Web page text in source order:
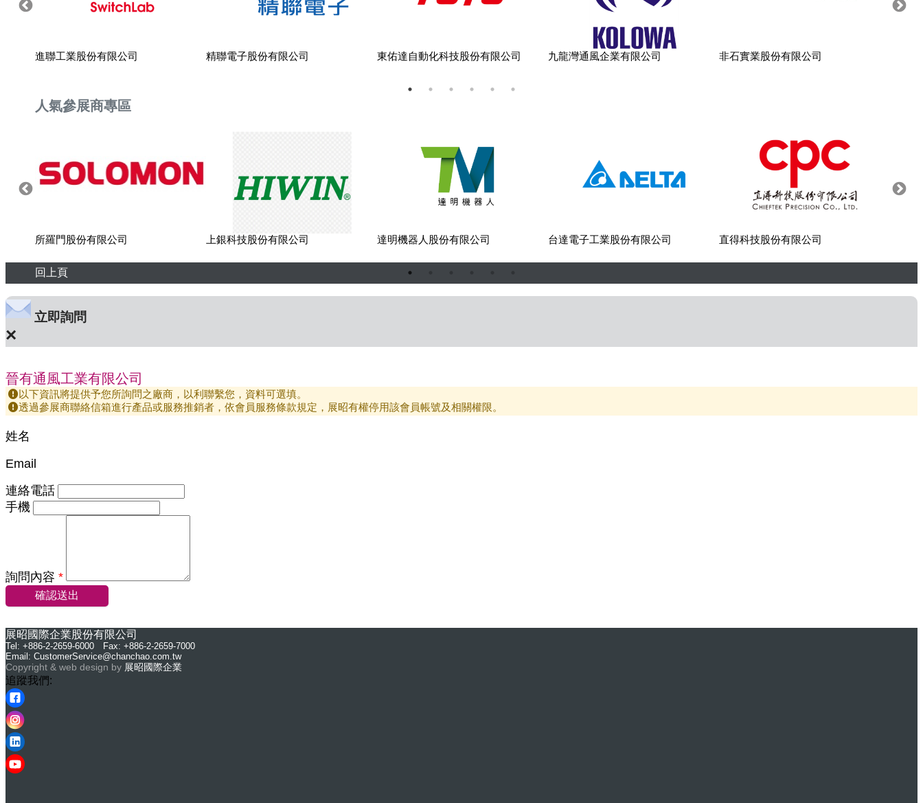
進聯工業股份有限公司 精聯電子股份有限公司 東佑達自動化科技股份有限公司 九龍灣通風企業有限公司 非石實業股份有限公司
人氣參展商專區
所羅門股份有限公司 上銀科技股份有限公司 達明機器人股份有限公司 台達電子工業股份有限公司 直得科技股份有限公司
回上頁
立即詢問
×
晉有通風工業有限公司
以下資訊將提供予您所詢問之廠商，以利聯繫您，資料可選填。
透過參展商聯絡信箱進行產品或服務推銷者，依會員服務條款規定，展昭有權停用該會員帳號及相關權限。
姓名
Email
連絡電話
手機
詢問內容 *
確認送出
展昭國際企業股份有限公司
Tel: +886-2-2659-6000 Fax: +886-2-2659-7000
Email: CustomerService@chanchao.com.tw
Copyright & web design by 展昭國際企業
追蹤我們: